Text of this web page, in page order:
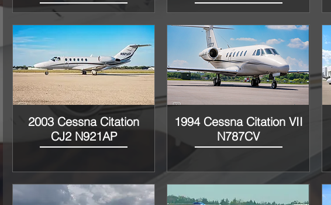
Vista rápida
2003 Cessna Citation
CJ2 N921AP
Vista rápida
1994 Cessna Citation VII
N787CV